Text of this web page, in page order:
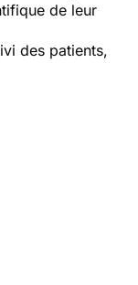
de leur
des patients,